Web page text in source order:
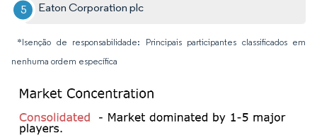
Eaton Corporation plc
*Isenção de responsabilidade: Principais participantes classificados em
nenhuma ordem específica